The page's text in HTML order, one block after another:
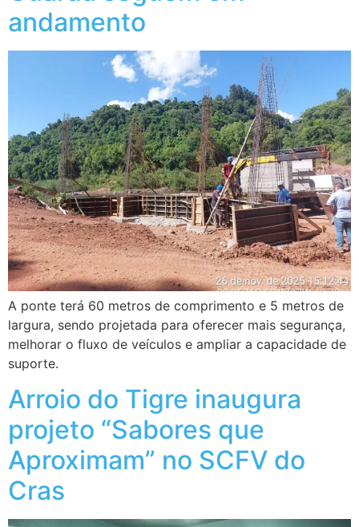
andamento
A ponte terá 60 metros de comprimento e 5 metros de
largura, sendo projetada para oferecer mais segurança,
melhorar o fluxo de veículos e ampliar a capacidade de
suporte.
Arroio do Tigre inaugura
projeto “Sabores que
Aproximam” no SCFV do
Cras